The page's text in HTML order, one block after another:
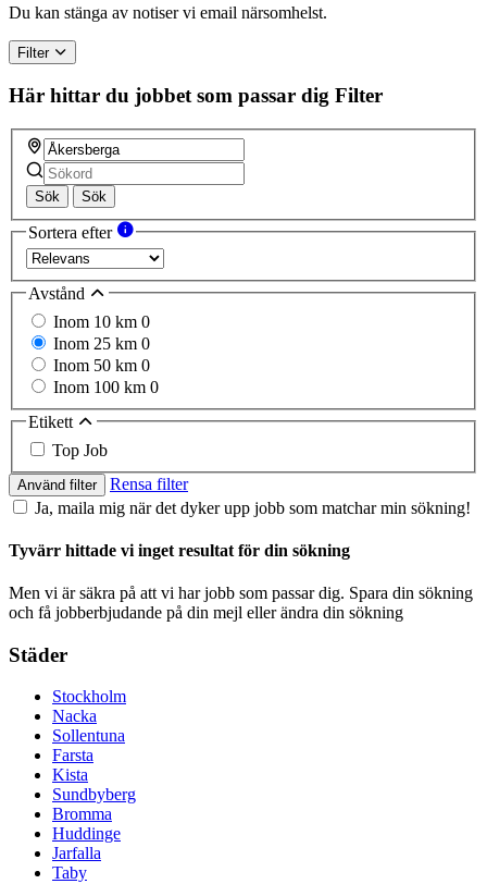
Du kan stänga av notiser vi email närsomhelst.
Filter
Här hittar du jobbet som passar dig Filter
Sök Sök
Sortera efter
Avstånd
Inom 10 km 0
Inom 25 km 0
Inom 50 km 0
Inom 100 km 0
Etikett
Top Job
Använd filter
Rensa filter
Ja, maila mig när det dyker upp jobb som matchar min sökning!
Tyvärr hittade vi inget resultat för din sökning
Men vi är säkra på att vi har jobb som passar dig. Spara din sökning
och få jobberbjudande på din mejl eller ändra din sökning
Städer
Stockholm
Nacka
Sollentuna
Farsta
Kista
Sundbyberg
Bromma
Huddinge
Jarfalla
Taby